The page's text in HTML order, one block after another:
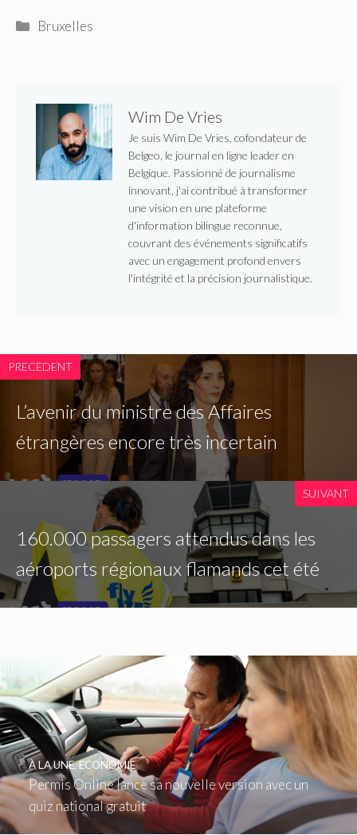
Catégories
Bruxelles
Wim De Vries
Je suis Wim De Vries, cofondateur de
Belgeo, le journal en ligne leader en
Belgique. Passionné de journalisme
innovant, j'ai contribué à transformer
une vision en une plateforme
d'information bilingue reconnue,
couvrant des événements significatifs
avec un engagement profond envers
l'intégrité et la précision journalistique.
PRECEDENT
L’avenir du ministre des Affaires
étrangères encore très incertain
SUIVANT
160.000 passagers attendus dans les
aéroports régionaux flamands cet été
Permis Online lance sa nouvelle version avec un
quiz national gratuit
À LA UNE,ECONOMIE